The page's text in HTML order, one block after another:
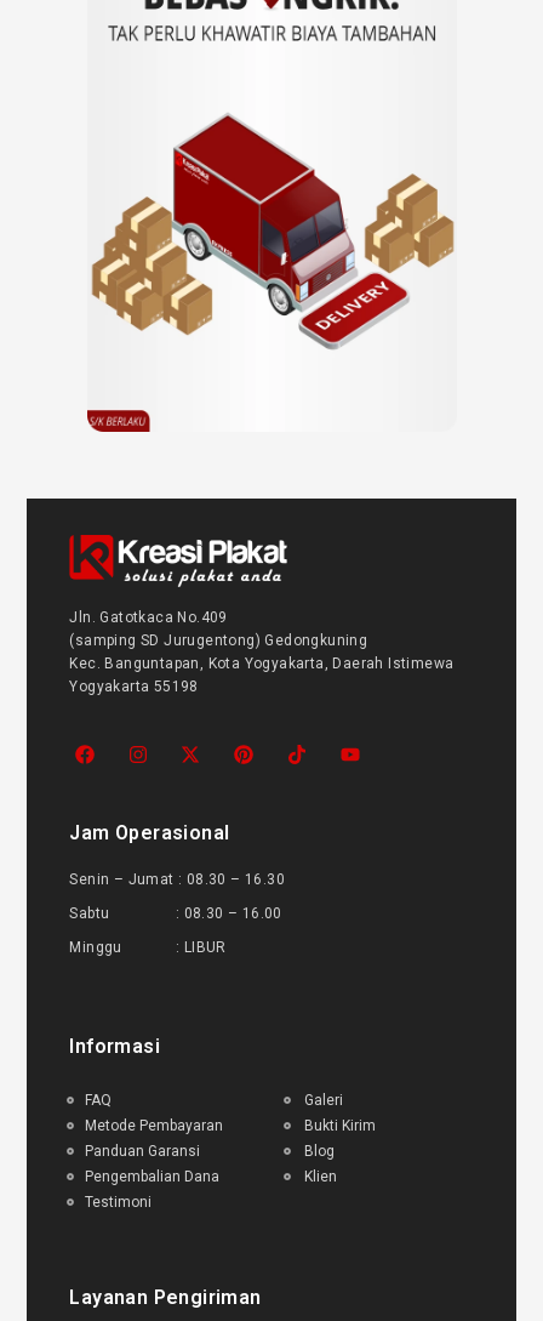
Jln. Gatotkaca No.409
(samping SD Jurugentong) Gedongkuning
Kec. Banguntapan, Kota Yogyakarta, Daerah Istimewa
Yogyakarta 55198
Jam Operasional
Senin – Jumat : 08.30 – 16.30
Sabtu : 08.30 – 16.00
Minggu : LIBUR
Informasi
FAQ
Metode Pembayaran
Panduan Garansi
Pengembalian Dana
Testimoni
Galeri
Bukti Kirim
Blog
Klien
Layanan Pengiriman